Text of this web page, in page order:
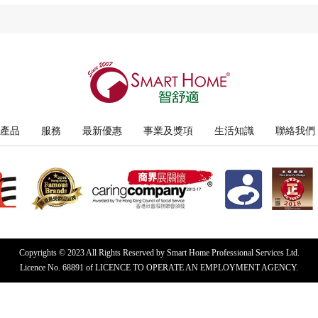
產品 服務 最新優惠 事業及獎項 生活知識 聯絡我們
Copyrights © 2023 All Rights Reserved by Smart Home Professional Services Ltd.
Licence No. 68891 of LICENCE TO OPERATE AN EMPLOYMENT AGENCY.